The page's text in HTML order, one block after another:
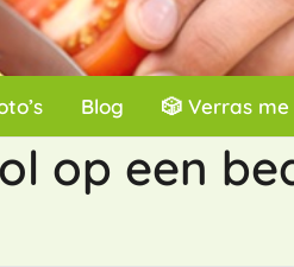
Blog 🎲 Verras me
op een